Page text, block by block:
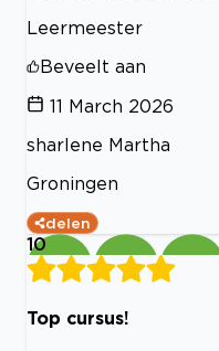
Leermeester
Beveelt aan
11 March 2026
sharlene Martha
Groningen
delen
10
Top cursus!